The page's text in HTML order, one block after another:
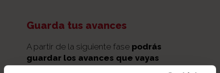
Guarda tus avances
A partir de la siguiente fase podrás
guardar los avances que vayas